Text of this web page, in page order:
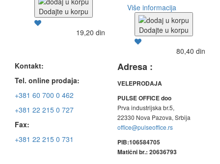
Dodajte u korpu
19,20 din
Više informacija
Dodajte u korpu
80,40 din
Kontakt:
Tel. online prodaja:
+381 60 700 0 462
+381 22 215 0 727
Fax:
+381 22 215 0 731
Adresa :
VELEPRODAJA
PULSE OFFICE doo
Prva industrijska br.5,
22330 Nova Pazova, Srbija
office@pulseoffice.rs
PIB:106584705
Matični br.: 20636793